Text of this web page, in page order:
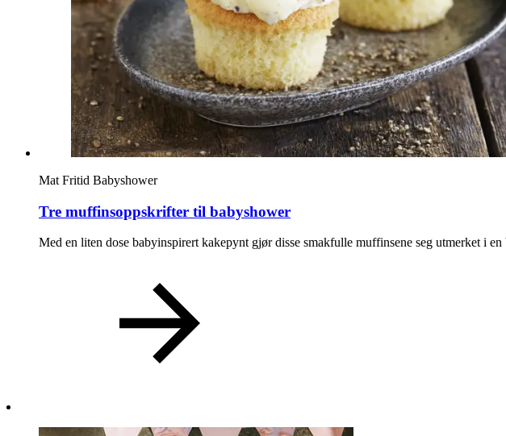
Søk
Åpningstider
Praktisk informasjon
Magasin
Gavekort
Finn frem
Mat Fritid Babyshower
Tre muffinsoppskrifter til babyshower
Med en liten dose babyinspirert kakepynt gjør disse smakfulle muffinsene seg utmerket i en